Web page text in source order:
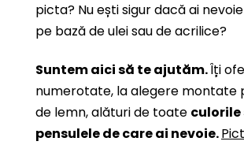
picta? Nu ești sigur dacă ai
pe bază de ulei sau de acrilice?
Suntem aici să te ajutăm.Îți
numerotate, la alegere montate
de lemn, alături de toate culorile
pensulele de care ai nevoie.